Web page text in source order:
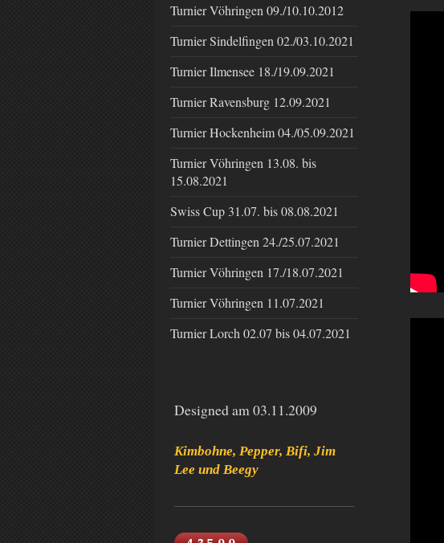
Turnier Vöhringen 09./10.10.2012
Turnier Sindelfingen 02./03.10.2021
Turnier Ilmensee 18./19.09.2021
Turnier Ravensburg 12.09.2021
Turnier Hockenheim 04./05.09.2021
Turnier Vöhringen 13.08. bis
15.08.2021
Swiss Cup 31.07. bis 08.08.2021
Turnier Dettingen 24./25.07.2021
Turnier Vöhringen 17./18.07.2021
Turnier Vöhringen 11.07.2021
Turnier Lorch 02.07 bis 04.07.2021
Designed am 03.11.2009
Kimbohne, Pepper, Bifi, Jim
Lee und Beegy